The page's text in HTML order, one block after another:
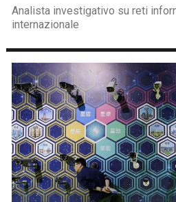
Analista investigativo su reti
internazionale